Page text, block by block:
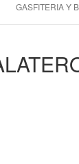
GASFITERIA Y